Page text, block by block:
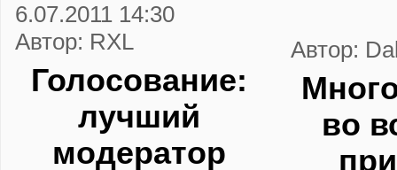
6.07.2011 14:30
Автор: RXL
Голосование:
лучший
модератор
Автор:
во